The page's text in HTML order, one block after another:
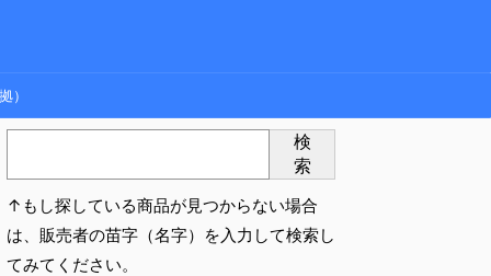
）
検
索
↑もし探している商品が見つからない場合
は、販売者の苗字（名字）を入力して検索し
てみてください。